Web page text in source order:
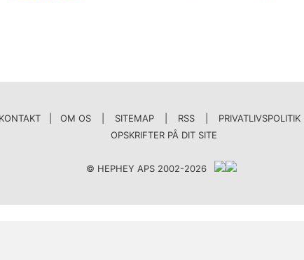
KONTAKT | OM OS SITEMAP RSS PRIVATLIVSPOLITIK
OPSKRIFTER PÅ DIT SITE
© HEPHEY APS 2002-2026